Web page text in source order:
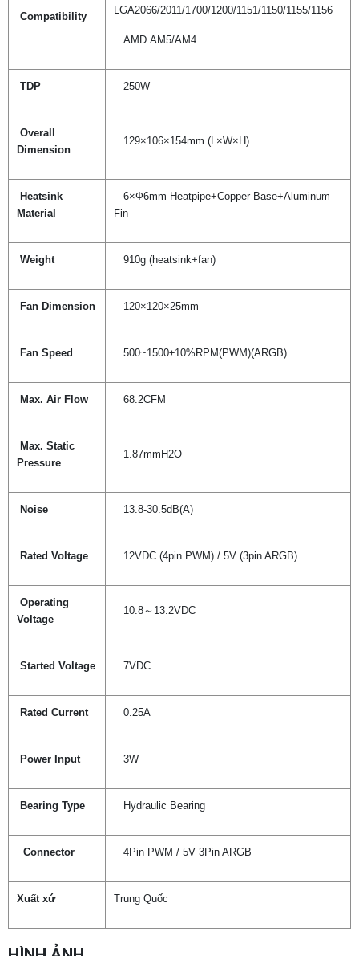
Compatibility
LGA2066/2011/1700/1200/1151/1150/1155/1156
AMD AM5/AM4
TDP 250W
Overall
Dimension
129×106×154mm (L×W×H)
Heatsink
Material
6×Ф6mm Heatpipe+Copper Base+Aluminum
Fin
Weight 910g (heatsink+fan)
Fan Dimension 120×120×25mm
Fan Speed 500~1500±10%RPM(PWM)(ARGB)
Max. Air Flow 68.2CFM
Max. Static
Pressure
1.87mmH2O
Noise 13.8-30.5dB(A)
Rated Voltage 12VDC (4pin PWM) / 5V (3pin ARGB)
Operating
Voltage
10.8～13.2VDC
Started Voltage 7VDC
Rated Current 0.25A
Power Input 3W
Bearing Type Hydraulic Bearing
Connector 4Pin PWM / 5V 3Pin ARGB
Xuất xứ Trung Quốc